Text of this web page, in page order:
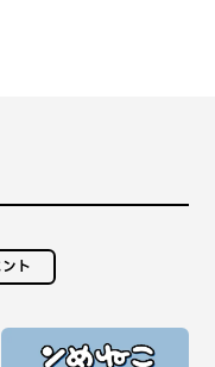
ト